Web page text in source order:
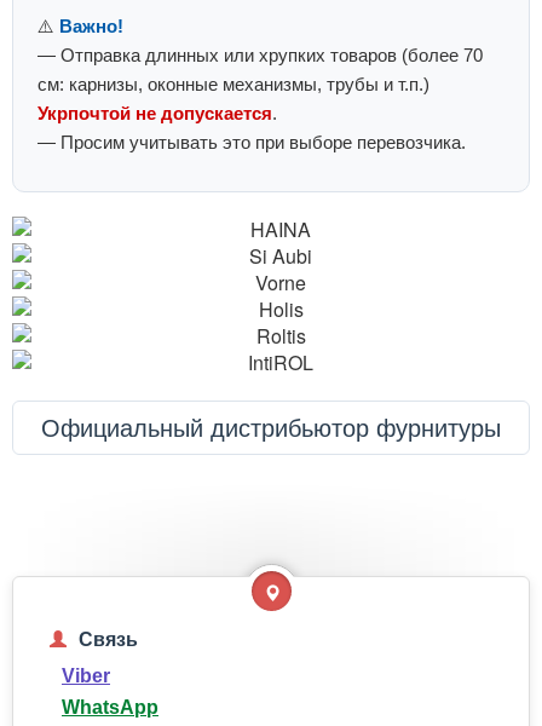
⚠️ Важно!
— Отправка длинных или хрупких товаров (более 70
см: карнизы, оконные механизмы, трубы и т.п.)
Укрпочтой не допускается.
— Просим учитывать это при выборе перевозчика.
Официальный дистрибьютор фурнитуры
Связь
Viber
WhatsApp